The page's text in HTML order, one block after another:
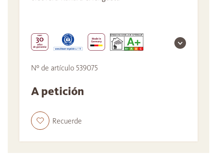
Nº de artículo 539075
A petición
Recuerde